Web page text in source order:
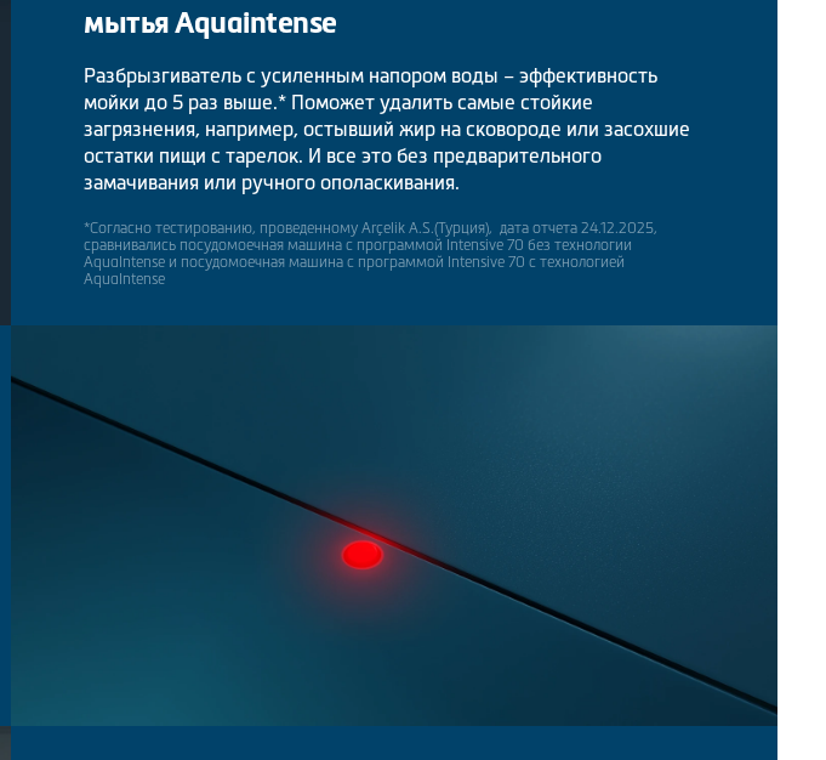
мытья Aquaintense
Разбрызгиватель с усиленным напором воды – эффективность
мойки до 5 раз выше.* Поможет удалить самые стойкие
загрязнения, например, остывший жир на сковороде или засохшие
остатки пищи с тарелок. И все это без предварительного
замачивания или ручного ополаскивания.
*Согласно тестированию, проведенному Arçelik A.S.(Турция), дата отчета 24.12.2025,
сравнивались посудомоечная машина с программой Intensive 70 без технологии
AquaIntense и посудомоечная машина с программой Intensive 70 с технологией
AquaIntense